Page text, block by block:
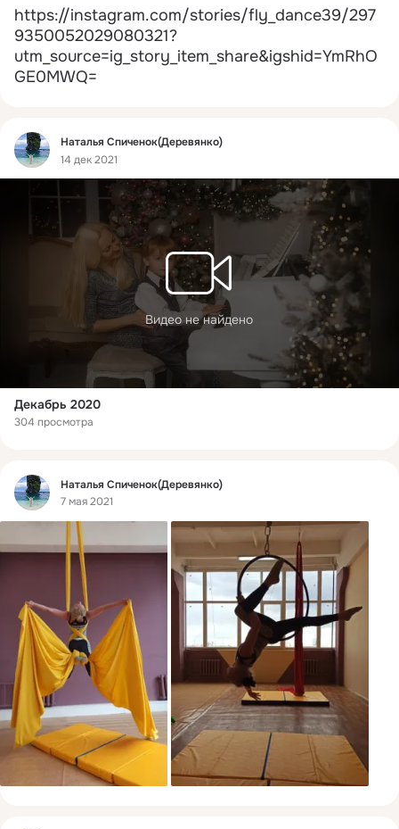
https://instagram.com/stories/fly_dance39/297
9350052029080321?
utm_source=ig_story_item_share&igshid=YmRhO
GE0MWQ=
Фид
Наталья Спиченок(Деревянко)
14 дек 2021
Видео не найдено
Декабрь 2020
304 просмотра
Фид
Наталья Спиченок(Деревянко)
7 мая 2021